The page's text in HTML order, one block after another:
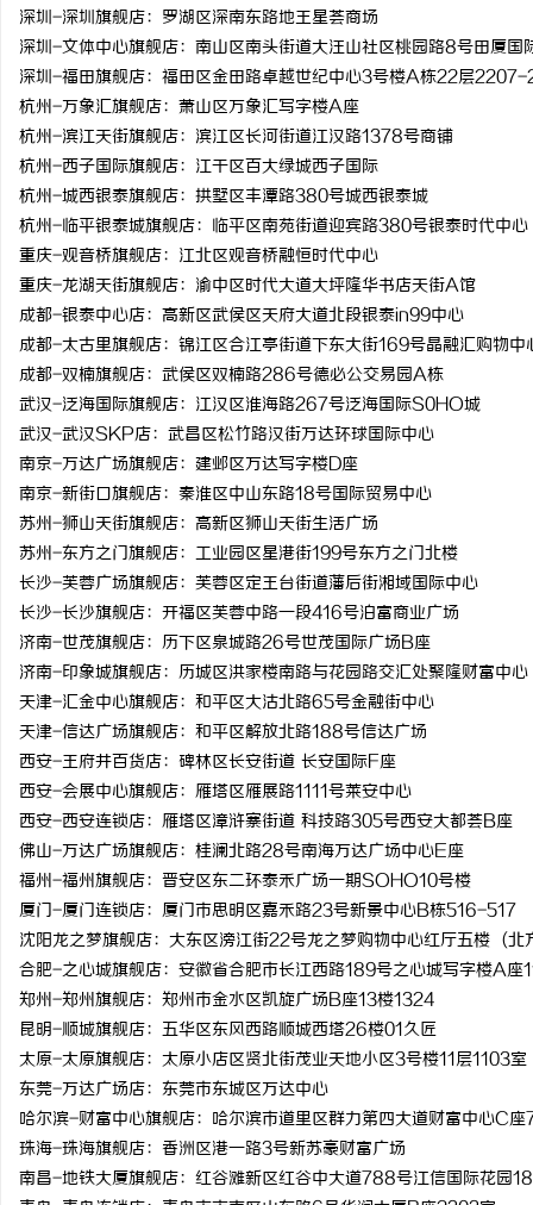
深圳-深圳旗舰店：罗湖区深南东路地王星荟商场
深圳-文体中心旗舰店：南山区南头街道大汪山社区桃园路8号田厦国
深圳-福田旗舰店：福田区金田路卓越世纪中心3号楼A栋22层
杭州-万象汇旗舰店：萧山区万象汇写字楼A座
杭州-滨江天街旗舰店：滨江区长河街道江汉路1378号商铺
杭州-西子国际旗舰店：江干区百大绿城西子国际
杭州-城西银泰旗舰店：拱墅区丰潭路380号城西银泰城
杭州-临平银泰城旗舰店：临平区南苑街道迎宾路380号银泰时代中心
重庆-观音桥旗舰店：江北区观音桥融恒时代中心
重庆-龙湖天街旗舰店：渝中区时代大道大坪隆华书店天街A馆
成都-银泰中心店：高新区武侯区天府大道北段银泰in99中心
成都-太古里旗舰店：锦江区合江亭街道下东大街169号晶融汇购物中
成都-双楠旗舰店：武侯区双楠路286号德必公交易园A栋
武汉-泛海国际旗舰店：江汉区淮海路267号泛海国际S0HO城
武汉-武汉SKP店：武昌区松竹路汉街万达环球国际中心
南京-万达广场旗舰店：建邺区万达写字楼D座
南京-新街口旗舰店：秦淮区中山东路18号国际贸易中心
苏州-狮山天街旗舰店：高新区狮山天街生活广场
苏州-东方之门旗舰店：工业园区星港街199号东方之门北楼
长沙-芙蓉广场旗舰店：芙蓉区定王台街道藩后街湘域国际中心
长沙-长沙旗舰店：开福区芙蓉中路一段416号泊富商业广场
济南-世茂旗舰店：历下区泉城路26号世茂国际广场B座
济南-印象城旗舰店：历城区洪家楼南路与花园路交汇处聚隆财富中心
天津-汇金中心旗舰店：和平区大沽北路65号金融街中心
天津-信达广场旗舰店：和平区解放北路188号信达广场
西安-王府井百货店：碑林区长安街道 长安国际F座
西安-会展中心旗舰店：雁塔区雁展路1111号莱安中心
西安-西安连锁店：雁塔区漳浒寨街道 科技路305号西安大都荟B座
佛山-万达广场旗舰店：桂澜北路28号南海万达广场中心E座
福州-福州旗舰店：晋安区东二环泰禾广场一期SOHO10号楼
厦门-厦门连锁店：厦门市思明区嘉禾路23号新景中心B栋516-517
沈阳龙之梦旗舰店：大东区滂江街22号龙之梦购物中心红厅五楼 (
合肥-之心城旗舰店：安徽省合肥市长江西路189号之心城写字楼A座
郑州-郑州旗舰店：郑州市金水区凯旋广场B座13楼1324
昆明-顺城旗舰店：五华区东风西路顺城西塔26楼01久匠
太原-太原旗舰店：太原小店区贤北街茂业天地小区3号楼11层1103室
东莞-万达广场店：东莞市东城区万达中心
哈尔滨-财富中心旗舰店：哈尔滨市道里区群力第四大道财富中心C
珠海-珠海旗舰店：香洲区港一路3号新苏豪财富广场
南昌-地铁大厦旗舰店：红谷滩新区红谷中大道788号江信国际花园